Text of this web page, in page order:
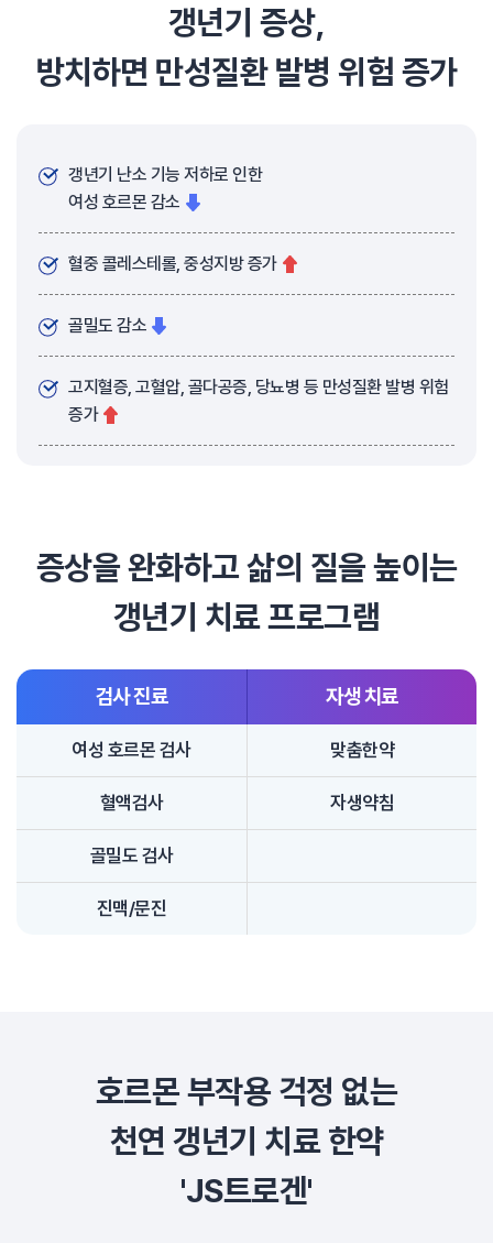
갱년기 증상,
방치하면 만성질환 발병 위험 증가
갱년기 난소 기능 저하로 인한
여성 호르몬 감소
혈중 콜레스테롤, 중성지방 증가
골밀도 감소
고지혈증, 고혈압, 골다공증, 당뇨병 등 만성질환 발병 위험
증가
증상을 완화하고 삶의 질을 높이는
갱년기 치료 프로그램
검사 진료 자생 치료
여성 호르몬 검사 맞춤한약
혈액검사 자생약침
골밀도 검사
진맥/문진
호르몬 부작용 걱정 없는
천연 갱년기 치료 한약
'JS트로겐'